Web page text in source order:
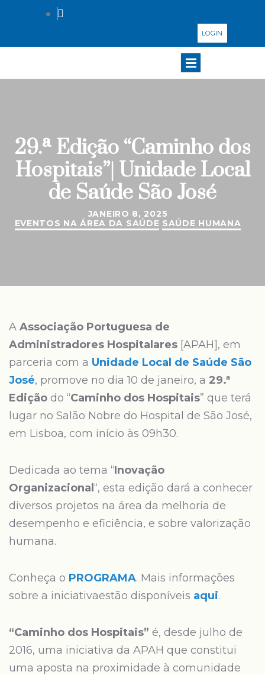
LOGIN
29.ª Edição “Caminho dos
Hospitais”| Unidade Local
de Saúde São José
JANEIRO 8, 2025
EVENTOS NA ÁREA DA SAÚDE SAÚDE HUMANA
A Associação Portuguesa de
Administradores Hospitalares [APAH], em
parceria com a Unidade Local de Saúde São
José, promove no dia 10 de janeiro, a 29.ª
Edição do “Caminho dos Hospitais” que terá
lugar no Salão Nobre do Hospital de São José,
em Lisboa, com início às 09h30.
Dedicada ao tema “Inovação
Organizacional “, esta edição dará a conhecer
diversos projetos na área da melhoria de
desempenho e eficiência, e sobre valorização
humana.
Conheça o PROGRAMA. Mais informações
sobre a iniciativaestão disponíveis aqui.
“Caminho dos Hospitais” é, desde julho de
2016, uma iniciativa da APAH que constitui
uma aposta na proximidade à comunidade